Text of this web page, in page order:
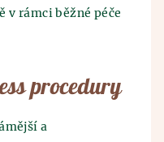
v rámci běžné péče
procedury
a